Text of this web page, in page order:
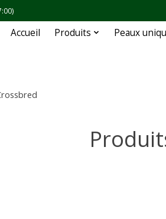
Accueil Produits Peaux